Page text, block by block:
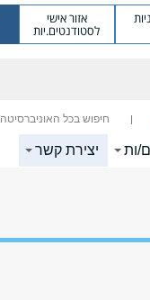
אזור אישי
לסטודנטים.יות
חיפוש בכל האוניברסיטה
ות יצירת קשר